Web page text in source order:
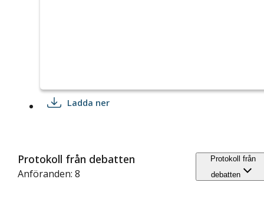
Ladda ner
Protokoll från debatten
Anföranden: 8
Protokoll från
debatten